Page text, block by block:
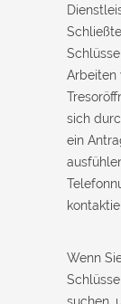
Arbeiten
sich
ein
Wenn